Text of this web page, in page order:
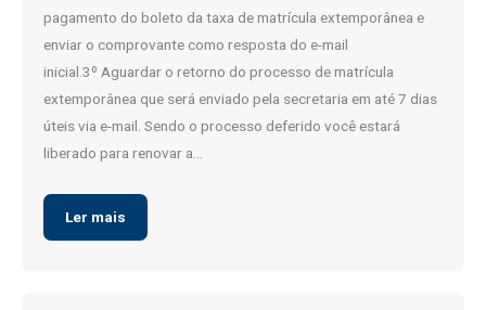
pagamento do boleto da taxa de matrícula extemporânea e
enviar o comprovante como resposta do e-mail
inicial.3º Aguardar o retorno do processo de matrícula
extemporânea que será enviado pela secretaria em até 7 dias
úteis via e-mail. Sendo o processo deferido você estará
liberado para renovar a…
Ler mais